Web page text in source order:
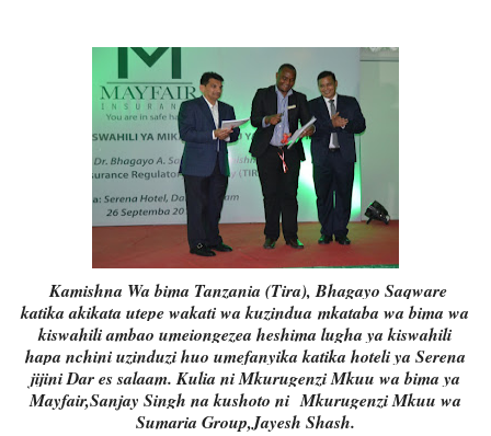
Kamishna Wa bima Tanzania (Tira), Bhagayo Saqware
katika akikata utepe wakati wa kuzinduamkataba wa bima wa
kiswahili ambao umeiongezea heshima lugha ya kiswahili
hapa nchini uzinduzi huo umefanyika katika hoteli ya Serena
jijini Dar es salaam. Kulia ni Mkurugenzi Mkuu wa bima ya
Mayfair,Sanjay Singh na kushoto ni Mkurugenzi Mkuu wa
Sumaria Group,Jayesh Shash.